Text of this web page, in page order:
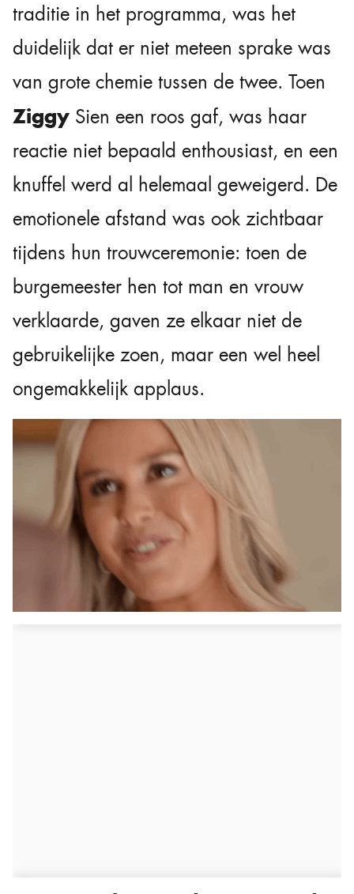
traditie in het programma, was het
duidelijk dat er niet meteen sprake was
van grote chemie tussen de twee. Toen
Ziggy Sien een roos gaf, was haar
reactie niet bepaald enthousiast, en een
knuffel werd al helemaal geweigerd. De
emotionele afstand was ook zichtbaar
tijdens hun trouwceremonie: toen de
burgemeester hen tot man en vrouw
verklaarde, gaven ze elkaar niet de
gebruikelijke zoen, maar een wel heel
ongemakkelijk applaus.